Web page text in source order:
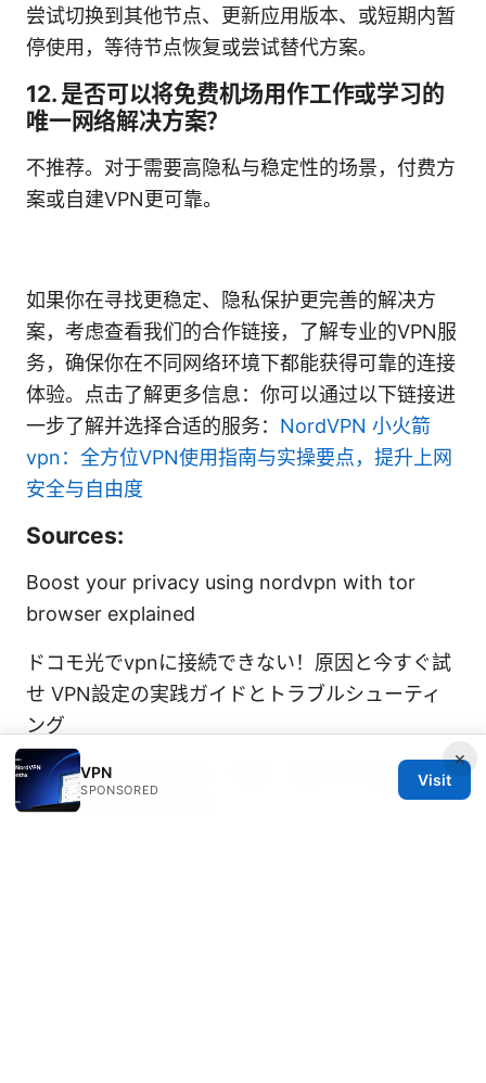
尝试切换到其他节点、更新应用版本、或短期内暂
停使用，等待节点恢复或尝试替代方案。
12. 是否可以将免费机场用作工作或学习的
唯一网络解决方案？
不推荐。对于需要高隐私与稳定性的场景，付费方
案或自建VPN更可靠。
如果你在寻找更稳定、隐私保护更完善的解决方
案，考虑查看我们的合作链接，了解专业的VPN服
务，确保你在不同网络环境下都能获得可靠的连接
体验。点击了解更多信息：你可以通过以下链接进
一步了解并选择合适的服务： NordVPN 小火箭
vpn：全方位VPN使用指南与实操要点，提升上网
安全与自由度
Sources:
Boost your privacy using nordvpn with tor
browser explained
ドコモ光でvpnに接続できない！原因と今すぐ試
せ VPN設定の実践ガイドとトラブルシューティ
ング
Vpn网站: 全方位指南，选择、使用与安全要点，
适合初学者与进阶用户
×
VPN
SPONSORED
Visit